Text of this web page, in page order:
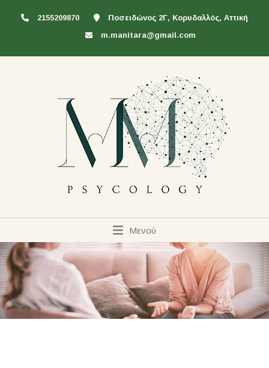
2155209870
Ποσειδώνος 2Γ, Κορυδαλλός, Αττική
m.manitara@gmail.com
Μενού